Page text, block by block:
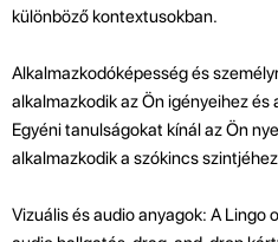
különböző kontextusokban.
Alkalmazkodóképesség és
alkalmazkodik az Ön igényeihez
Egyéni tanulságokat kínál az Ön
alkalmazkodik a szókincs
Vizuális és audio anyagok: A Lingo